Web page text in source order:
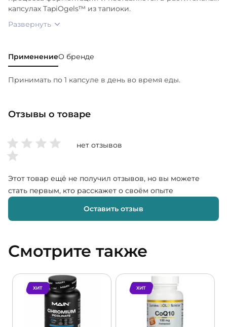
капсулах TapiOgels™ из тапиоки.
Развернуть
ПрименениеО бренде
Принимать по 1 капсуле в день во время еды.
Отзывы о товаре
нет отзывов
Этот товар ещё не получил отзывов, но вы можете
стать первым, кто расскажет о своём опыте
Оставить отзыв
Смотрите также
ХИТ ХИТ